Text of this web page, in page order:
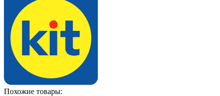
Похожие товары: